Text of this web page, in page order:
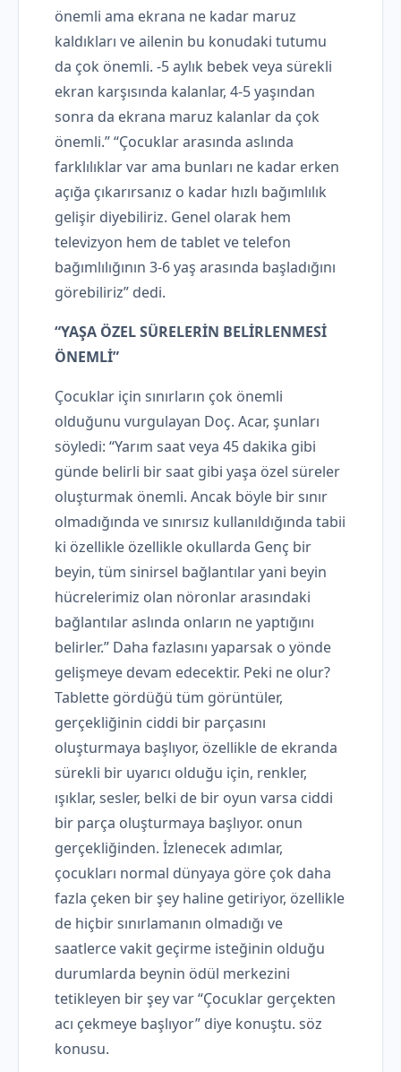
önemli ama ekrana ne kadar maruz
kaldıkları ve ailenin bu konudaki tutumu
da çok önemli. -5 aylık bebek veya sürekli
ekran karşısında kalanlar, 4-5 yaşından
sonra da ekrana maruz kalanlar da çok
önemli.” “Çocuklar arasında aslında
farklılıklar var ama bunları ne kadar erken
açığa çıkarırsanız o kadar hızlı bağımlılık
gelişir diyebiliriz. Genel olarak hem
televizyon hem de tablet ve telefon
bağımlılığının 3-6 yaş arasında başladığını
görebiliriz” dedi.
“YAŞA ÖZEL SÜRELERİN BELİRLENMESİ
ÖNEMLİ”
Çocuklar için sınırların çok önemli
olduğunu vurgulayan Doç. Acar, şunları
söyledi: “Yarım saat veya 45 dakika gibi
günde belirli bir saat gibi yaşa özel süreler
oluşturmak önemli. Ancak böyle bir sınır
olmadığında ve sınırsız kullanıldığında tabii
ki özellikle özellikle okullarda Genç bir
beyin, tüm sinirsel bağlantılar yani beyin
hücrelerimiz olan nöronlar arasındaki
bağlantılar aslında onların ne yaptığını
belirler.” Daha fazlasını yaparsak o yönde
gelişmeye devam edecektir. Peki ne olur?
Tablette gördüğü tüm görüntüler,
gerçekliğinin ciddi bir parçasını
oluşturmaya başlıyor, özellikle de ekranda
sürekli bir uyarıcı olduğu için, renkler,
ışıklar, sesler, belki de bir oyun varsa ciddi
bir parça oluşturmaya başlıyor. onun
gerçekliğinden. İzlenecek adımlar,
çocukları normal dünyaya göre çok daha
fazla çeken bir şey haline getiriyor, özellikle
de hiçbir sınırlamanın olmadığı ve
saatlerce vakit geçirme isteğinin olduğu
durumlarda beynin ödül merkezini
tetikleyen bir şey var “Çocuklar gerçekten
acı çekmeye başlıyor” diye konuştu. söz
konusu.